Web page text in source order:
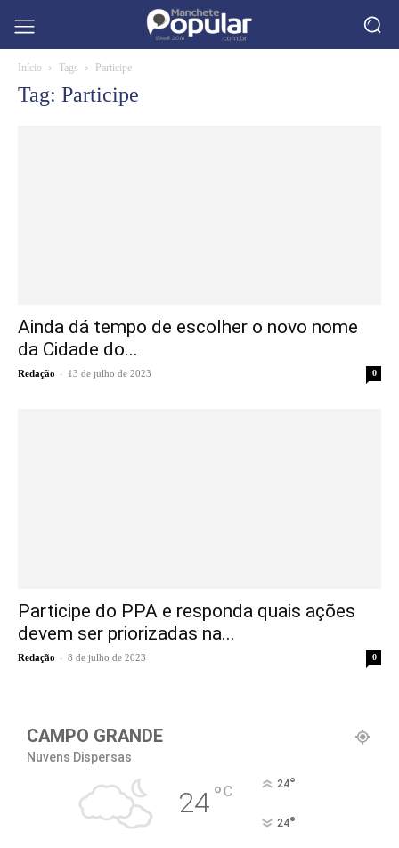
Início Tags Participe
Tag: Participe
Ainda dá tempo de escolher o novo nome
da Cidade do...
Redação - 13 de julho de 2023 0
Participe do PPA e responda quais ações
devem ser priorizadas na...
Redação - 8 de julho de 2023 0
CAMPO GRANDE
Nuvens Dispersas
24°C 24°
24°